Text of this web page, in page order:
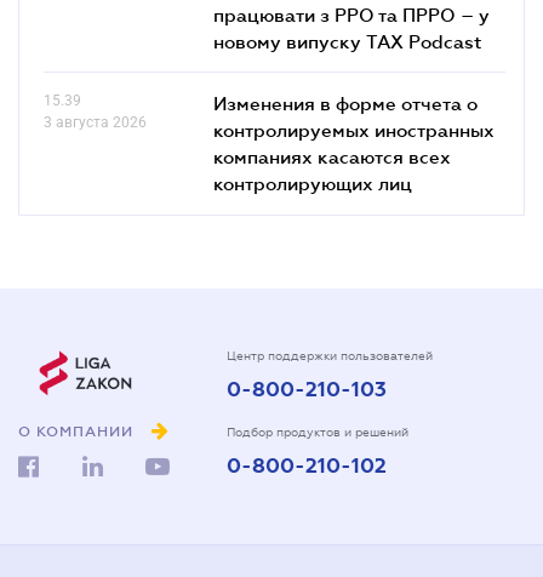
працювати з РРО та ПРРО – у
новому випуску TAX Podcast
15.39
3 августа 2026
Изменения в форме отчета о
контролируемых иностранных
компаниях касаются всех
контролирующих лиц
О КОМПАНИИ
Центр поддержки пользователей
0-800-210-103
Подбор продуктов и решений
0-800-210-102